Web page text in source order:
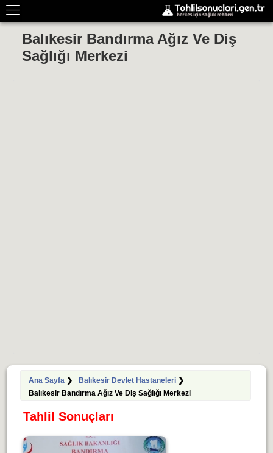
Balıkesir Bandırma Ağız Ve Diş
Sağlığı Merkezi
Ana Sayfa❯ Balıkesir Devlet Hastaneleri❯
Balıkesir Bandırma Ağız Ve Diş Sağlığı Merkezi
Tahlil Sonuçları